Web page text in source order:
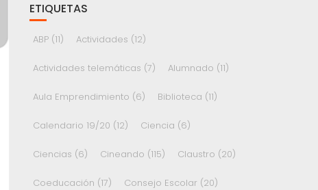
ETIQUETAS
ABP(11) Actividades (12)
Actividades telemáticas (7) Alumnado (11)
Aula Emprendimiento (6) Biblioteca (11)
Calendario 19/20 (12) Ciencia (6)
Ciencias (6) Cineando (115) Claustro (20)
Coeducación (17) Consejo Escolar (20)